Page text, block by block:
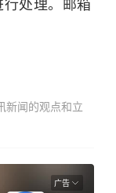
处理。邮箱
新闻的观点和立
广告